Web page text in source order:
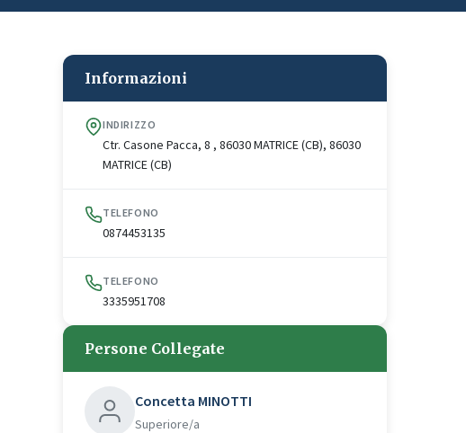
Informazioni
INDIRIZZO
Ctr. Casone Pacca, 8 , 86030 MATRICE (CB), 86030
MATRICE (CB)
TELEFONO
0874453135
TELEFONO
3335951708
Persone Collegate
Concetta MINOTTI
Superiore/a